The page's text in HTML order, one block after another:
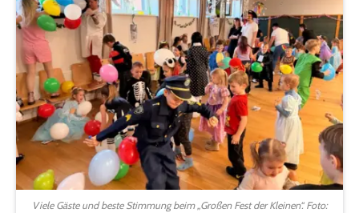
Viele Gäste und beste Stimmung beim „Großen Fest der Kleinen“. Foto: